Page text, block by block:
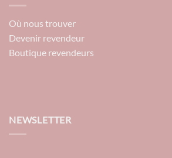
Où nous trouver
Devenir revendeur
Boutique revendeurs
NEWSLETTER